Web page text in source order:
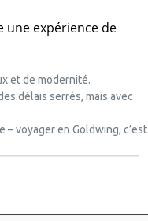
une expérience de
et de modernité.
délais serrés, mais avec
voyager en Goldwing, c’est